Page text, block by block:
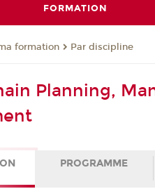
FORMATION
formation Par discipline
Planning,
PROGRAMME